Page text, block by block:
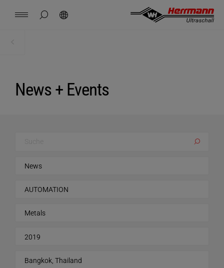
Seitensuche schließen
Produkte
Mexico español
News + Events
Suchen